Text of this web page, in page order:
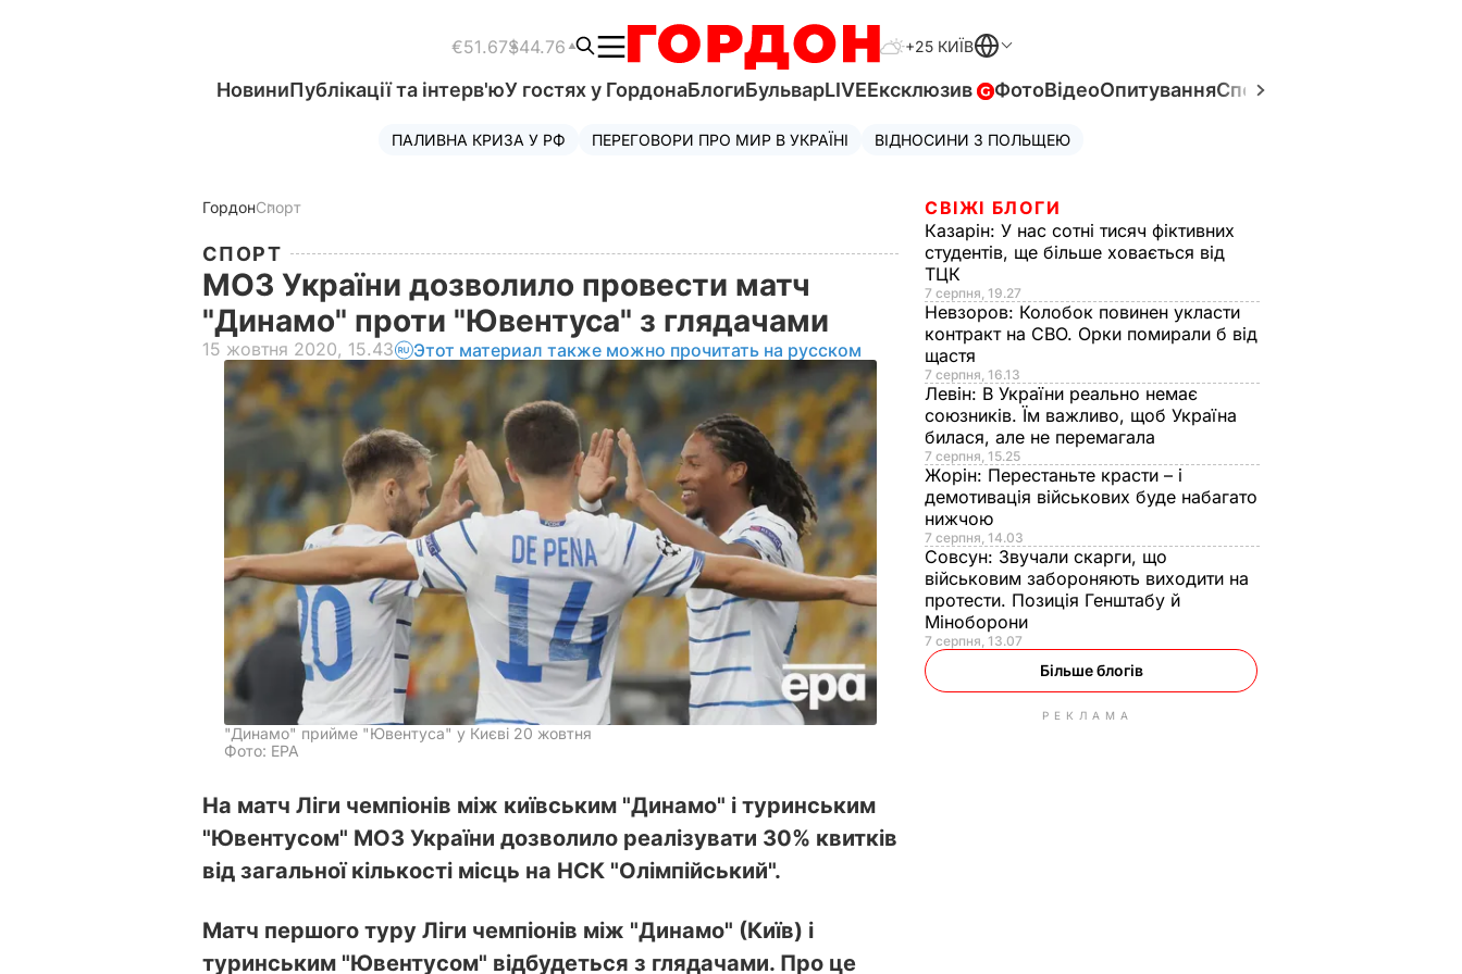
€51.67$44.76 +25 КИЇВ
НовиниПублікації та інтерв'юУ гостях у ГордонаБлогиБульварLIVEЕксклюзив ФотоВідеоОпитуванняСпецпроєкти
ПАЛИВНА КРИЗА У РФ ПЕРЕГОВОРИ ПРО МИР В УКРАЇНІ ВІДНОСИНИ З ПОЛЬЩЕЮ
ГордонСпорт
СПОРТ
МОЗ України дозволило провести матч
"Динамо" проти "Ювентуса" з глядачами
15 жовтня 2020, 15.43 Этот материал также можно прочитать на русском
"Динамо" прийме "Ювентуса" у Києві 20 жовтня
Фото: ЕРА
На матч Ліги чемпіонів між київським "Динамо" і туринським
"Ювентусом" МОЗ України дозволило реалізувати 30% квитків
від загальної кількості місць на НСК "Олімпійський".
Матч першого туру Ліги чемпіонів між "Динамо" (Київ) і
туринським "Ювентусом" відбудеться з глядачами. Про це
СВІЖІ БЛОГИ
Казарін: У нас сотні тисяч фіктивних
студентів, ще більше ховається від
ТЦК
7 серпня, 19.27
Невзоров: Колобок повинен укласти
контракт на СВО. Орки помирали б від
щастя
7 серпня, 16.13
Левін: В України реально немає
союзників. Їм важливо, щоб Україна
билася, але не перемагала
7 серпня, 15.25
Жорін: Перестаньте красти – і
демотивація військових буде набагато
нижчою
7 серпня, 14.03
Совсун: Звучали скарги, що
військовим забороняють виходити на
протести. Позиція Генштабу й
Міноборони
7 серпня, 13.07
Більше блогів
РЕКЛАМА